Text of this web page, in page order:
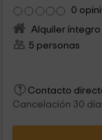
0
Alquiler íntegro
5 personas
Contacto
Cancelación 30